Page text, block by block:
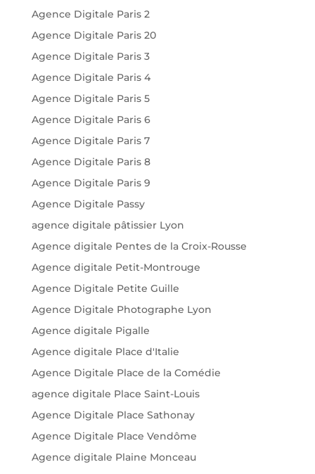
Agence Digitale Paris 2
Agence Digitale Paris 20
Agence Digitale Paris 3
Agence Digitale Paris 4
Agence Digitale Paris 5
Agence Digitale Paris 6
Agence Digitale Paris 7
Agence Digitale Paris 8
Agence Digitale Paris 9
Agence Digitale Passy
agence digitale pâtissier Lyon
Agence digitale Pentes de la Croix-Rousse
Agence digitale Petit-Montrouge
Agence Digitale Petite Guille
Agence Digitale Photographe Lyon
Agence digitale Pigalle
Agence digitale Place d'Italie
Agence Digitale Place de la Comédie
agence digitale Place Saint-Louis
Agence Digitale Place Sathonay
Agence Digitale Place Vendôme
Agence digitale Plaine Monceau